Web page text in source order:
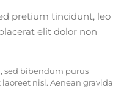
pretium tincidunt, leo
elit dolor non
sed bibendum purus
nisl. Aenean gravida